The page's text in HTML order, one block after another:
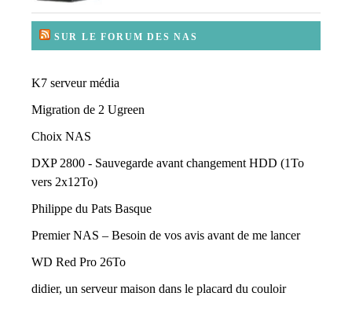
SUR LE FORUM DES NAS
K7 serveur média
Migration de 2 Ugreen
Choix NAS
DXP 2800 - Sauvegarde avant changement HDD (1To
vers 2x12To)
Philippe du Pats Basque
Premier NAS – Besoin de vos avis avant de me lancer
WD Red Pro 26To
didier, un serveur maison dans le placard du couloir